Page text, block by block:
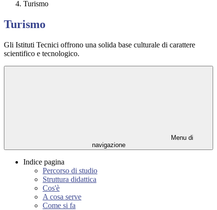
Turismo
Turismo
Gli Istituti Tecnici offrono una solida base culturale di carattere
scientifico e tecnologico.
Menu di
navigazione
Indice pagina
Percorso di studio
Struttura didattica
Cos'è
A cosa serve
Come si fa